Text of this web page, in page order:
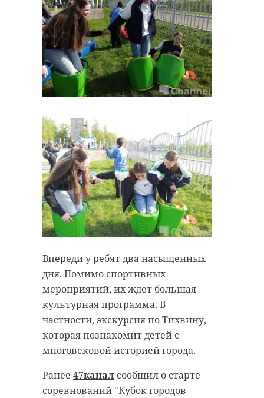
Впереди у ребят два насыщенных
дня. Помимо спортивных
мероприятий, их ждет большая
культурная программа. В
частности, экскурсия по Тихвину,
которая познакомит детей с
многовековой историей города.
Ранее 47канал сообщил о старте
соревнований "Кубок городов